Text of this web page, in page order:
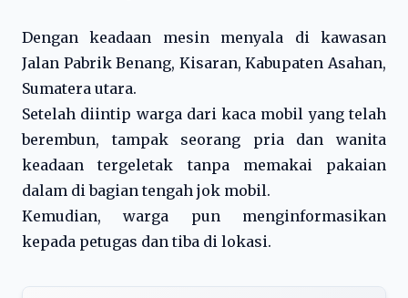
Dengan keadaan mesin menyala di kawasan
Jalan Pabrik Benang, Kisaran, Kabupaten Asahan,
Sumatera utara.
Setelah diintip warga dari kaca mobil yang telah
berembun, tampak seorang pria dan wanita
keadaan tergeletak tanpa memakai pakaian
dalam di bagian tengah jok mobil.
Kemudian, warga pun menginformasikan
kepada petugas dan tiba di lokasi.